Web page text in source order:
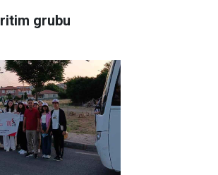
ritim grubu